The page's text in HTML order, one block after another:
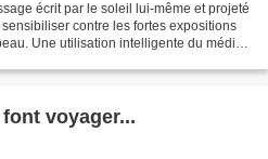
écrit par le soleil lui-même et projeté
contre les fortes expositions
Une utilisation intelligente du média,
voyager...